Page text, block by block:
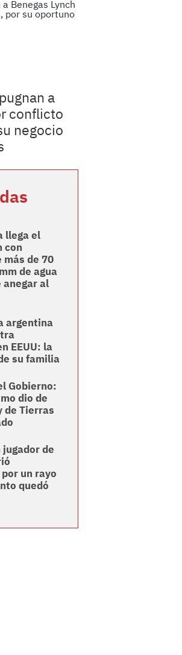
a
conflicto
negocio
llega el
con
más de 70
de agua
anegar al
argentina
EEUU: la
su familia
Gobierno:
dio de
de Tierras
de
un rayo
quedó